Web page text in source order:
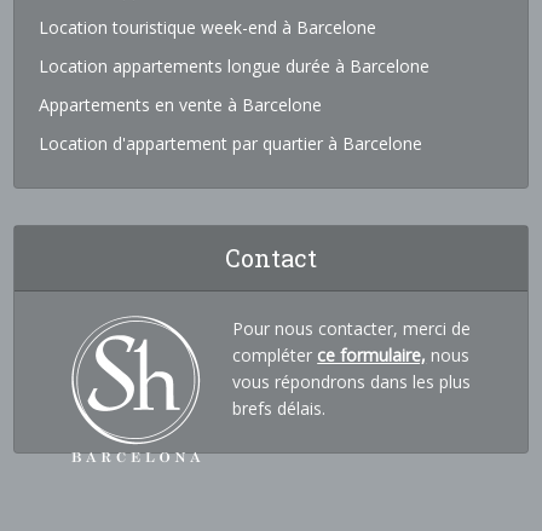
Location touristique week-end à Barcelone
Location appartements longue durée à Barcelone
Appartements en vente à Barcelone
Location d'appartement par quartier à Barcelone
Contact
Pour nous contacter, merci de
compléter ce formulaire, nous
vous répondrons dans les plus
brefs délais.